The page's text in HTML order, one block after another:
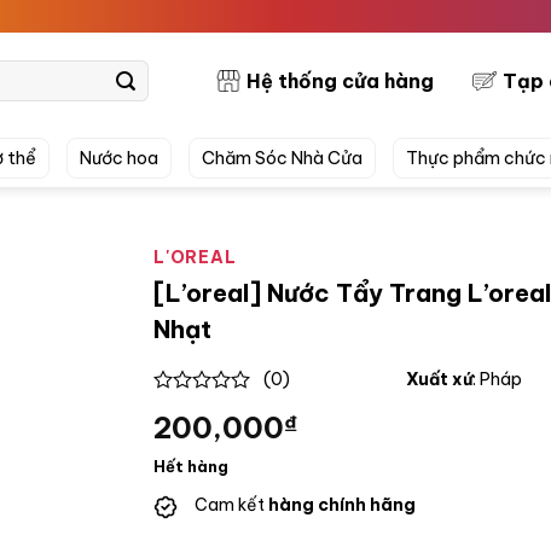
Hệ thống cửa hàng Tạp
thể Nước hoa Chăm Sóc Nhà Cửa Thực phẩm chức
L'OREAL
[L’oreal] Nước Tẩy Trang
Nhạt
out
5
(0) Xuất xứ: Pháp
200,000₫
Hết hàng
Cam kết hàng chính hãng